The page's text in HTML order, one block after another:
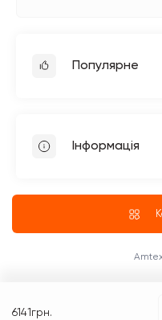
6141грн.
Популярне
Швейне обладнання
Чотириниткові оверлоки
Інформація
Блог
ПУБЛІЧНИЙ ДОГОВІР